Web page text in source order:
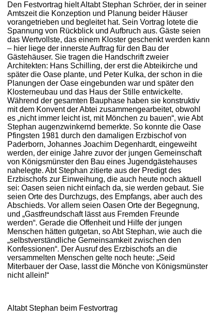
Den Festvortrag hielt Altabt Stephan Schröer, der in seiner
Amtszeit die Konzeption und Planung beider Häuser
vorangetrieben und begleitet hat. Sein Vortrag lotete die
Spannung von Rückblick und Aufbruch aus. Gäste seien
das Wertvollste, das einem Kloster geschenkt werden kann
– hier liege der innerste Auftrag für den Bau der
Gästehäuser. Sie tragen die Handschrift zweier
Architekten: Hans Schilling, der erst die Abteikirche und
später die Oase plante, und Peter Kulka, der schon in die
Planungen der Oase eingebunden war und später den
Klosterneubau und das Haus der Stille entwickelte.
Während der gesamten Bauphase haben sie konstruktiv
mit dem Konvent der Abtei zusammengearbeitet, obwohl
es „nicht immer leicht ist, mit Mönchen zu bauen“, wie Abt
Stephan augenzwinkernd bemerkte. So konnte die Oase
Pfingsten 1981 durch den damaligen Erzbischof von
Paderborn, Johannes Joachim Degenhardt, eingeweiht
werden, der einige Jahre zuvor der jungen Gemeinschaft
von Königsmünster den Bau eines Jugendgästehauses
nahelegte. Abt Stephan zitierte aus der Predigt des
Erzbischofs zur Einweihung, die auch heute noch aktuell
sei: Oasen seien nicht einfach da, sie werden gebaut. Sie
seien Orte des Durchzugs, des Empfangs, aber auch des
Abschieds. Vor allem seien Oasen Orte der Begegnung,
und „Gastfreundschaft lässt aus Fremden Freunde
werden“. Gerade die Offenheit und Hilfe der jungen
Menschen hätten gutgetan, so Abt Stephan, wie auch die
„selbstverständliche Gemeinsamkeit zwischen den
Konfessionen“. Der Ausruf des Erzbischofs an die
versammelten Menschen gelte noch heute: „Seid
Miterbauer der Oase, lasst die Mönche von Königsmünster
nicht allein!“
Altabt Stephan beim Festvortrag